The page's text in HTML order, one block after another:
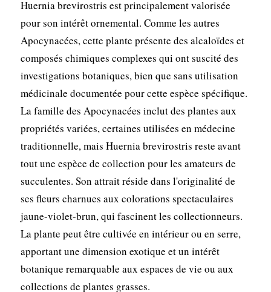
Huernia brevirostris est principalement valorisée
pour son intérêt ornemental. Comme les autres
Apocynacées, cette plante présente des alcaloïdes et
composés chimiques complexes qui ont suscité des
investigations botaniques, bien que sans utilisation
médicinale documentée pour cette espèce spécifique.
La famille des Apocynacées inclut des plantes aux
propriétés variées, certaines utilisées en médecine
traditionnelle, mais Huernia brevirostris reste avant
tout une espèce de collection pour les amateurs de
succulentes. Son attrait réside dans l'originalité de
ses fleurs charnues aux colorations spectaculaires
jaune-violet-brun, qui fascinent les collectionneurs.
La plante peut être cultivée en intérieur ou en serre,
apportant une dimension exotique et un intérêt
botanique remarquable aux espaces de vie ou aux
collections de plantes grasses.